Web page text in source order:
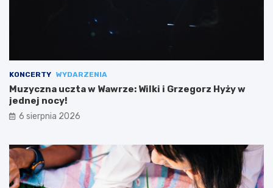
KONCERTY WYDARZENIA
Muzyczna uczta w Wawrze: Wilki i Grzegorz Hyży w
jednej nocy!
6 sierpnia 2026